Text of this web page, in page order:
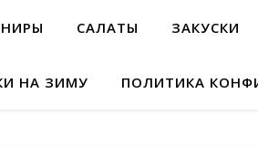
САЛАТЫ ЗАКУСКИ
НА ЗИМУ ПОЛИТИКА